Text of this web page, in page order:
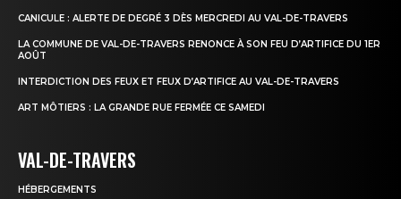
CANICULE : ALERTE DE DEGRÉ 3 DÈS MERCREDI AU VAL-DE-TRAVERS
LA COMMUNE DE VAL-DE-TRAVERS RENONCE À SON FEU D’ARTIFICE DU 1ER
AOÛT
INTERDICTION DES FEUX ET FEUX D’ARTIFICE AU VAL-DE-TRAVERS
ART MÔTIERS : LA GRANDE RUE FERMÉE CE SAMEDI
VAL-DE-TRAVERS
HÉBERGEMENTS